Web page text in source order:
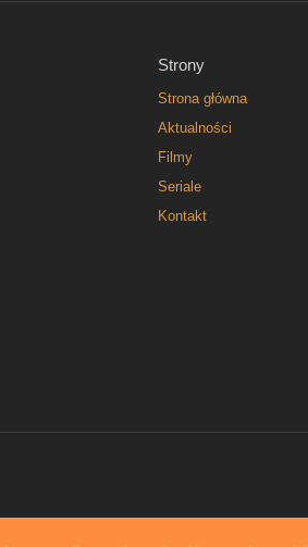
Strony
Strona główna
Aktualności
Filmy
Seriale
Kontakt